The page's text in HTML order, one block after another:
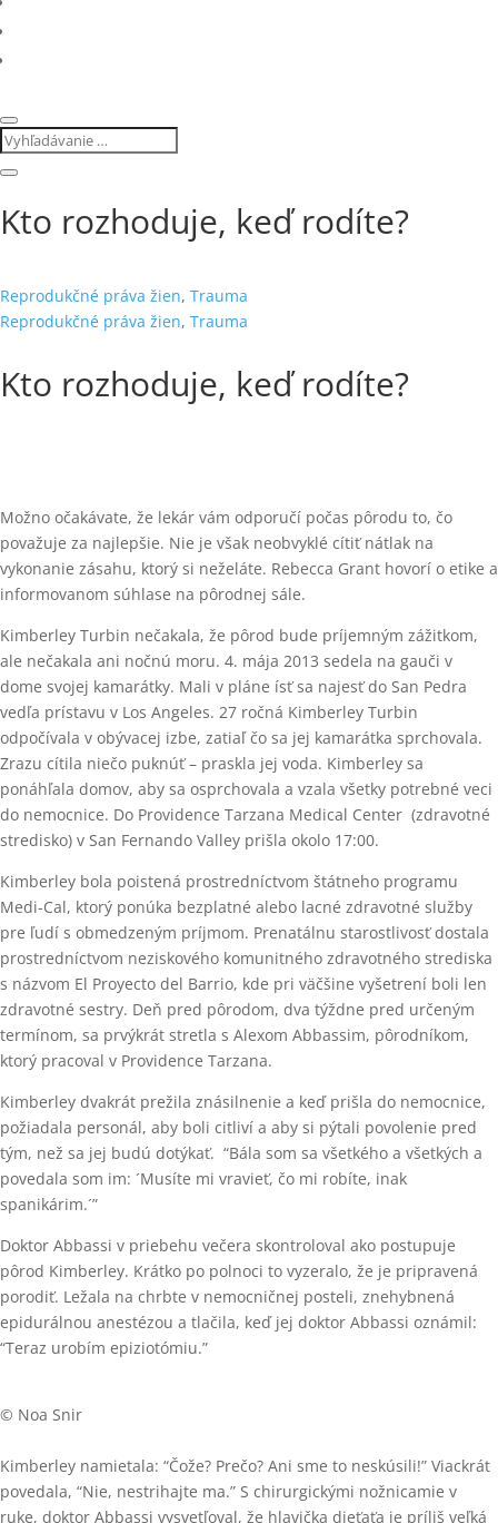
Kto rozhoduje, keď rodíte?
Reprodukčné práva žien, Trauma
Reprodukčné práva žien, Trauma
Kto rozhoduje, keď rodíte?
Možno očakávate, že lekár vám odporučí počas pôrodu to, čo
považuje za najlepšie. Nie je však neobvyklé cítiť nátlak na
vykonanie zásahu, ktorý si neželáte. Rebecca Grant hovorí o etike a
informovanom súhlase na pôrodnej sále.
Kimberley Turbin nečakala, že pôrod bude príjemným zážitkom,
ale nečakala ani nočnú moru. 4. mája 2013 sedela na gauči v
dome svojej kamarátky. Mali v pláne ísť sa najesť do San Pedra
vedľa prístavu v Los Angeles. 27 ročná Kimberley Turbin
odpočívala v obývacej izbe, zatiaľ čo sa jej kamarátka sprchovala.
Zrazu cítila niečo puknúť – praskla jej voda. Kimberley sa
ponáhľala domov, aby sa osprchovala a vzala všetky potrebné veci
do nemocnice. Do Providence Tarzana Medical Center (zdravotné
stredisko) v San Fernando Valley prišla okolo 17:00.
Kimberley bola poistená prostredníctvom štátneho programu
Medi-Cal, ktorý ponúka bezplatné alebo lacné zdravotné služby
pre ľudí s obmedzeným príjmom. Prenatálnu starostlivosť dostala
prostredníctvom neziskového komunitného zdravotného strediska
s názvom El Proyecto del Barrio, kde pri väčšine vyšetrení boli len
zdravotné sestry. Deň pred pôrodom, dva týždne pred určeným
termínom, sa prvýkrát stretla s Alexom Abbassim, pôrodníkom,
ktorý pracoval v Providence Tarzana.
Kimberley dvakrát prežila znásilnenie a keď prišla do nemocnice,
požiadala personál, aby boli citliví a aby si pýtali povolenie pred
tým, než sa jej budú dotýkať. “Bála som sa všetkého a všetkých a
povedala som im: ´Musíte mi vravieť, čo mi robíte, inak
spanikárim.´”
Doktor Abbassi v priebehu večera skontroloval ako postupuje
pôrod Kimberley. Krátko po polnoci to vyzeralo, že je pripravená
porodiť. Ležala na chrbte v nemocničnej posteli, znehybnená
epidurálnou anestézou a tlačila, keď jej doktor Abbassi oznámil:
“Teraz urobím epiziotómiu.”
© Noa Snir
Kimberley namietala: “Čože? Prečo? Ani sme to neskúsili!” Viackrát
povedala, “Nie, nestrihajte ma.” S chirurgickými nožnicamie v
ruke, doktor Abbassi vysvetľoval, že hlavička dieťaťa je príliš veľká